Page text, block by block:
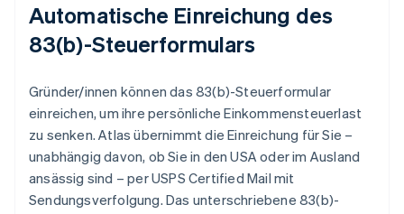
Automatische Einreichung des
83(b)-Steuerformulars
Gründer/innen können das 83(b)-Steuerformular
einreichen, um ihre persönliche Einkommensteuerlast
zu senken. Atlas übernimmt die Einreichung für Sie –
unabhängig davon, ob Sie in den USA oder im Ausland
ansässig sind – per USPS Certified Mail mit
Sendungsverfolgung. Das unterschriebene 83(b)-